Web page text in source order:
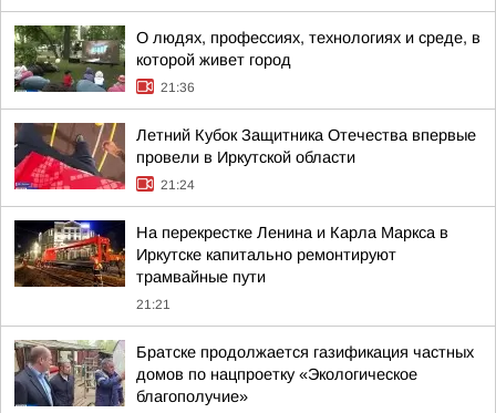
О людях, профессиях, технологиях и среде, в
которой живет город
21:36
Летний Кубок Защитника Отечества впервые
провели в Иркутской области
21:24
На перекрестке Ленина и Карла Маркса в
Иркутске капитально ремонтируют
трамвайные пути
21:21
Братске продолжается газификация частных
домов по нацпроетку «Экологическое
благополучие»